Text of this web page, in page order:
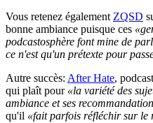
Vous retenez également ZQSD
bonne ambiance puisque ces
podcastosphère font mine de
ce n'est qu'un prétexte pour
Autre succès: After Hate,
qui plaît pour «la variété des
ambiance et ses
qu'il «fait parfois réfléchir sur le